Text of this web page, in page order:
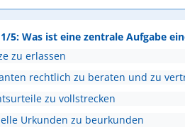
5: Was ist eine zentrale Aufgabe
zu erlassen
rechtlich zu beraten und zu
zu vollstrecken
Urkunden zu beurkunden